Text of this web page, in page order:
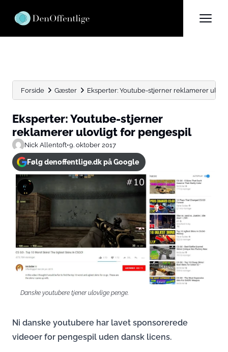
Forside Gæster Eksperter: Youtube-stjerner reklamerer
Eksperter: Youtube-stjerner
reklamerer ulovligt for pengespil
Nick Allentoft•9. oktober 2017
Følg denoffentlige.dk på Google
Danske youtubere tjener ulovlige penge.
Ni danske youtubere har lavet sponsorerede
videoer for pengespil uden dansk licens.